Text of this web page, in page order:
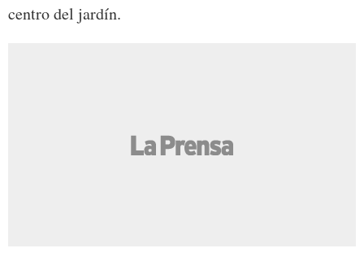
centro del jardín.